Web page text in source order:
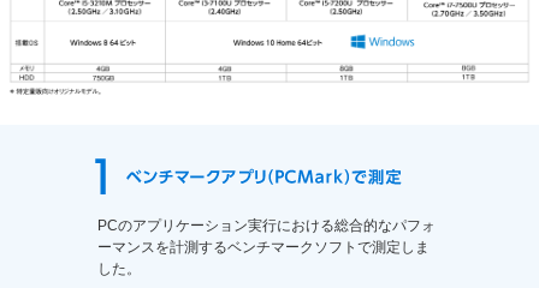
PCのアプリケーション実行における総合的なパフォ
ーマンスを計測するベンチマークソフトで測定しま
した。